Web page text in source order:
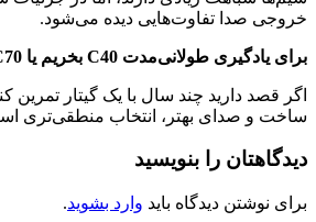
خروجی صدا تفاوت‌هایی دیده می‌شود.
برای یادگیری طولانی‌مدت C40 بخریم یا C70؟
ساخت و صدای بهتر، انتخاب منطقی‌تری
دیدگاهتان را بنویسید
برای نوشتن دیدگاه باید وارد بشوید.